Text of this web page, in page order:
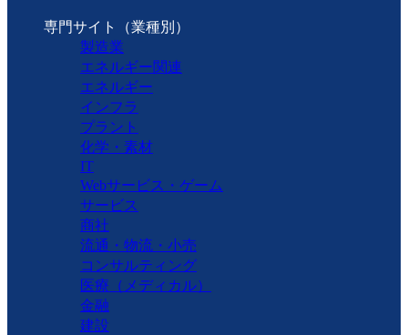
専門サイト（業種別）
製造業
エネルギー関連
エネルギー
インフラ
プラント
化学・素材
IT
Webサービス・ゲーム
サービス
商社
流通・物流・小売
コンサルティング
医療（メディカル）
金融
建設